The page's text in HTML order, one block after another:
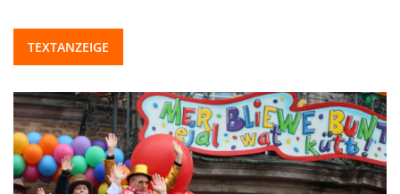
TEXTANZEIGE